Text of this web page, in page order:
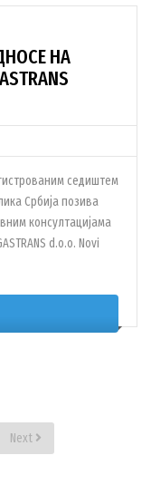
НА
седиштем
Србија позива
консултацијама
d.o.o. Novi
Next